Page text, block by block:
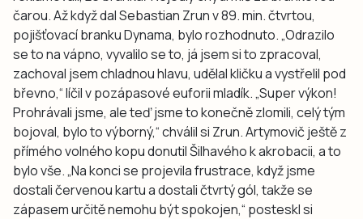
čarou. Až když dal Sebastian Zrun v 89. min. čtvrtou,
pojišťovací branku Dynama, bylo rozhodnuto. „Odrazilo
se to na vápno, vyvalilo se to, já jsem si to zpracoval,
zachoval jsem chladnou hlavu, udělal kličku a vystřelil pod
břevno,“ líčil v pozápasové euforii mladík. „Super výkon!
Prohrávali jsme, ale teď jsme to konečně zlomili, celý tým
bojoval, bylo to výborný,“ chválil si Zrun. Artymovič ještě z
přímého volného kopu donutil Šilhavého k akrobacii, a to
bylo vše. „Na konci se projevila frustrace, když jsme
dostali červenou kartu a dostali čtvrtý gól, takže se
zápasem určitě nemohu být spokojen,“ posteskl si